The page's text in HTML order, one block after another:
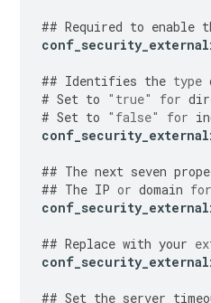
## Required to enable
## Identifies the type
# Set to "true" for
# Set to "false" for
## The next seven
## The IP or domain for
## Replace with your
## Set the server